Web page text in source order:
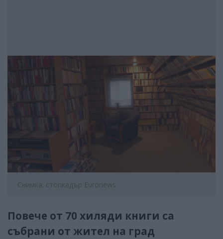
Снимка: стопкадър Euronews
Повече от 70 хиляди книги са
събрани от жител на град